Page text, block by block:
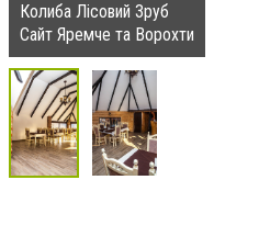
Колиба Лісовий Зруб
Сайт Яремче та Ворохти